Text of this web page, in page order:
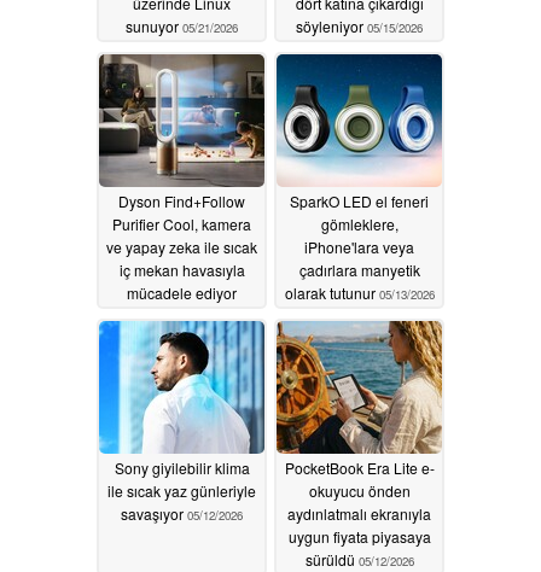
sunuyor 05/21/2026
söyleniyor 05/15/2026
Dyson Find+Follow
Purifier Cool, kamera
ve yapay zeka ile sıcak
iç mekan havasıyla
mücadele ediyor
05/14/2026
SparkO LED el feneri
gömleklere,
iPhone'lara veya
çadırlara manyetik
olarak tutunur 05/13/2026
Sony giyilebilir klima
ile sıcak yaz günleriyle
savaşıyor 05/12/2026
PocketBook Era Lite e-
okuyucu önden
aydınlatmalı ekranıyla
uygun fiyata piyasaya
sürüldü 05/12/2026